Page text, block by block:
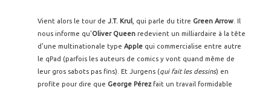
Vient alors le tour de J.T. Krul , qui parle du titre Green Arrow . Il
nous informe qu'Oliver Queen redevient un milliardaire à la tête
d'une multinationale type Apple qui commercialise entre autre
le qPad (parfois les auteurs de comics y vont quand même de
leur gros sabots pas fins). Et Jurgens (qui fait les dessins) en
profite pour dire que George Pérezfait un travail formidable